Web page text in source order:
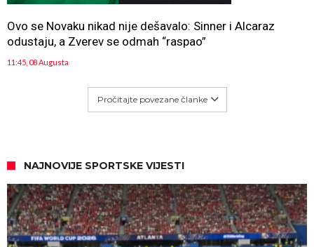
Ovo se Novaku nikad nije dešavalo: Sinner i Alcaraz
odustaju, a Zverev se odmah “raspao”
11:45, 08 Augusta
Pročitajte povezane članke
NAJNOVIJE SPORTSKE VIJESTI